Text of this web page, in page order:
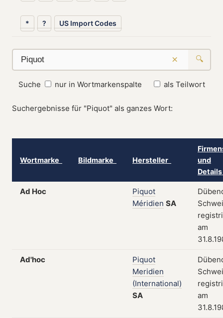
* ? US Import Codes
× 🔍
Suche nur in Wortmarkenspalte als Teilwort
Suchergebnisse für "Piquot" als ganzes Wort:
Wortmarke Bildmarke Hersteller
und
Ad Hoc
Piquot
Méridien SA
am
Ad'hoc
Piquot
Meridien
(International)
SA
am